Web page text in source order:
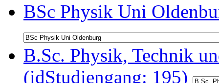
BSc Physik Uni
B.Sc. Physik, Technik
(idStudiengang: 195)